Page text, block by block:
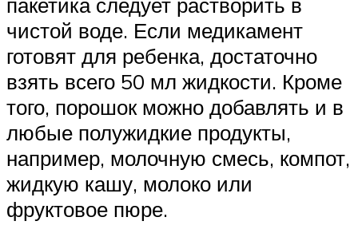
чистой воде. Если медикамент
готовят для ребенка, достаточно
взять всего 50 мл жидкости. Кроме
того, порошок можно добавлять и в
любые полужидкие продукты,
например, молочную смесь, компот,
жидкую кашу, молоко или
фруктовое пюре.